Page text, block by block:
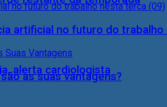
alerta cardiologista
artificial no futuro do
as suas vantagens?